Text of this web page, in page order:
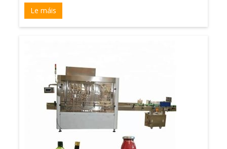
Le máis